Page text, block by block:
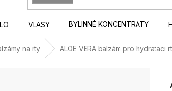
VLASY BYLINNÉ KONCENTRÁTY
na rty ALOE VERA balzám pro hydrataci